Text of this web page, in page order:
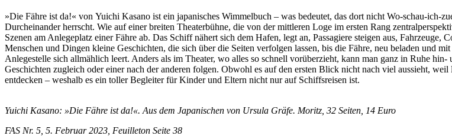
»Die Fähre ist da!« von Yuichi Kasano ist ein japanisches Wimmelbuch – was bedeutet, das dort nicht Wo-schau-ich-
Durcheinander herrscht. Wie auf einer breiten Theaterbühne, die von der mittleren Loge im ersten Rang
Szenen am Anlegeplatz einer Fähre ab. Das Schiff nähert sich dem Hafen, legt an, Passagiere steigen aus,
Menschen und Dingen kleine Geschichten, die sich über die Seiten verfolgen lassen, bis die Fähre, neu beladen und
Anlegestelle sich allmählich leert. Anders als im Theater, wo alles so schnell vorüberzieht, kann man ganz in Ruhe
Geschichten zugleich oder einer nach der anderen folgen. Obwohl es auf den ersten Blick nicht nach viel aussieht,
entdecken – weshalb es ein toller Begleiter für Kinder und Eltern nicht nur auf Schiffsreisen ist.
Yuichi Kasano: »Die Fähre ist da!«. Aus dem Japanischen von Ursula Gräfe. Moritz, 32 Seiten, 14 Euro
FAS Nr. 5, 5. Februar 2023, Feuilleton Seite 38